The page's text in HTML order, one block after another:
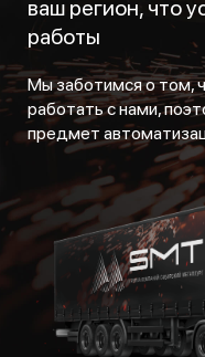
ваш регион, что
работы
Мы заботимся о том,
работать с нами,
предмет